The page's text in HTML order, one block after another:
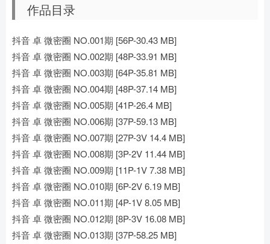
作品目录
抖音 卓 微密圈 NO.001期 [56P-30.43 MB]
抖音 卓 微密圈 NO.002期 [48P-33.91 MB]
抖音 卓 微密圈 NO.003期 [64P-35.81 MB]
抖音 卓 微密圈 NO.004期 [48P-37.14 MB]
抖音 卓 微密圈 NO.005期 [41P-26.4 MB]
抖音 卓 微密圈 NO.006期 [37P-59.13 MB]
抖音 卓 微密圈 NO.007期 [27P-3V 14.4 MB]
抖音 卓 微密圈 NO.008期 [3P-2V 11.44 MB]
抖音 卓 微密圈 NO.009期 [11P-1V 7.38 MB]
抖音 卓 微密圈 NO.010期 [6P-2V 6.19 MB]
抖音 卓 微密圈 NO.011期 [4P-1V 8.05 MB]
抖音 卓 微密圈 NO.012期 [8P-3V 16.08 MB]
抖音 卓 微密圈 NO.013期 [37P-58.25 MB]